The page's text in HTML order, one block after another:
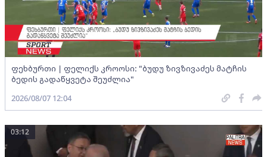
ფეხბურთი | ფელიქს კროოსი: "ბუდუ ზივზივაძეს მატჩის
ბედის გადაწყვეტა შეუძლია"
2026/08/07 12:04
03:12